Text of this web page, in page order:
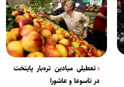
تعطیلی میادین تره‌بار پایتخت
در تاسوعا و عاشورا